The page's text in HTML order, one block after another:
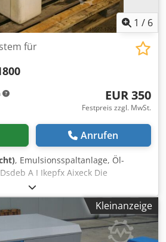
1 / 6
für
EUR 350
Festpreis zzgl. MwSt.
Anrufen
, Emulsionsspaltanlage, Öl-
A I Ikepfx Aixeck Die
zuverlässige Lösung des
Öl-/Wasser- Trennung für
Das gereinigte Wasser erfüllt die
zur Kanaleinleitung -
H950 mm -Gewicht: 80 kg
Kleinanzeige